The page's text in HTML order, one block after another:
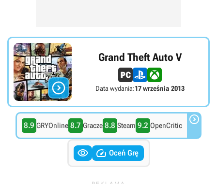

Grand Theft Auto V
Data wydania:17 września 2013
8.9 GRYOnline 8.7 Gracze 8.8 Steam 9.2 OpenCritic 
  Oceń Grę